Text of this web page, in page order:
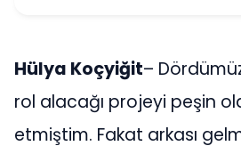
Hülya Koçyiğit–
rol alacağı projeyi peşin
etmiştim. Fakat arkası